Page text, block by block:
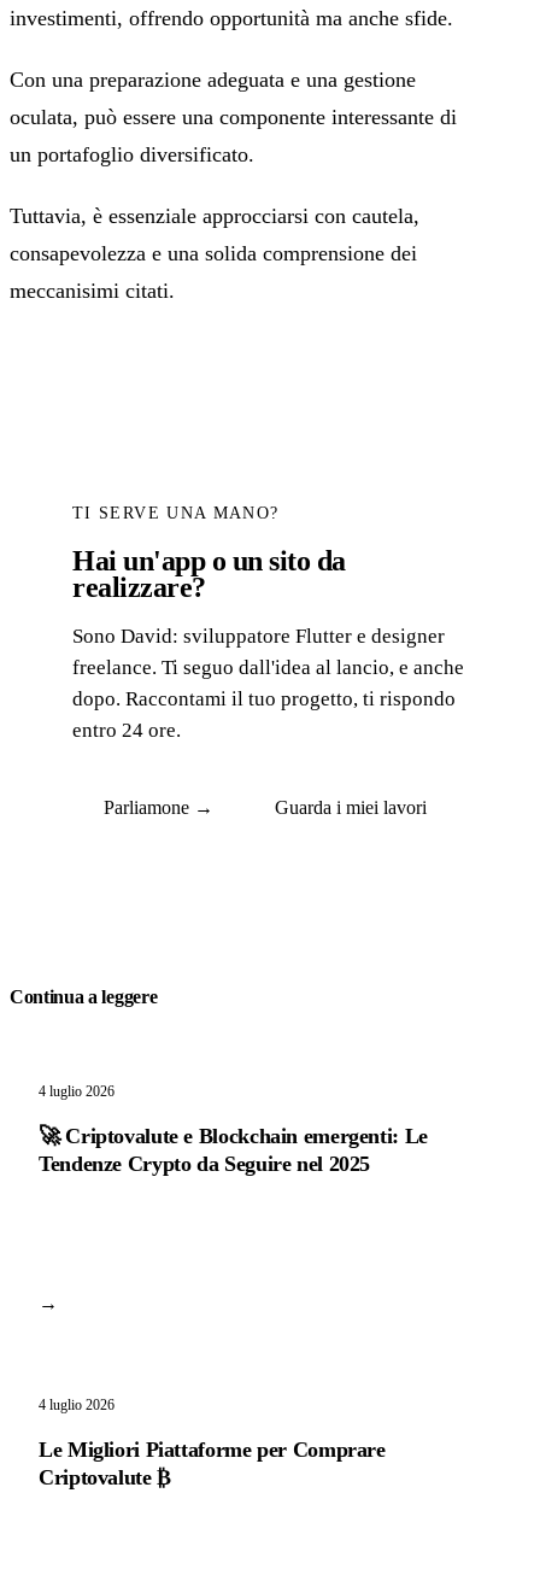
investimenti, offrendo opportunità ma anche sfide.
Con una preparazione adeguata e una gestione
oculata, può essere una componente interessante di
un portafoglio diversificato.
Tuttavia, è essenziale approcciarsi con cautela,
consapevolezza e una solida comprensione dei
meccanisimi citati.
TI SERVE UNA MANO?
Hai un'app o un sito da
realizzare?
Sono David: sviluppatore Flutter e designer
freelance. Ti seguo dall'idea al lancio, e anche
dopo. Raccontami il tuo progetto, ti rispondo
entro 24 ore.
Parliamone → Guarda i miei lavori
Continua a leggere
4 luglio 2026
🚀 Criptovalute e Blockchain emergenti: Le
Tendenze Crypto da Seguire nel 2025
→
4 luglio 2026
Le Migliori Piattaforme per Comprare
Criptovalute ₿